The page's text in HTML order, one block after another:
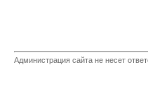
Администрация сайта не несет